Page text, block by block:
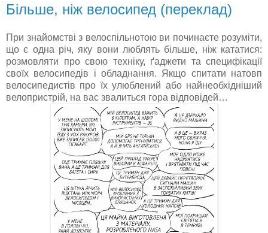
Більше, ніж велосипед (переклад)
При знайомстві з велоспільнотою ви починаєте розуміти,
що є одна річ, яку вони люблять більше, ніж кататися:
розмовляти про свою техніку, ґаджети та специфікації
своїх велосипедів і обладнання. Якщо спитати натовп
велосипедистів про їх улюблений або найнеобхідніший
велопристрій, на вас звалиться гора відповідей…